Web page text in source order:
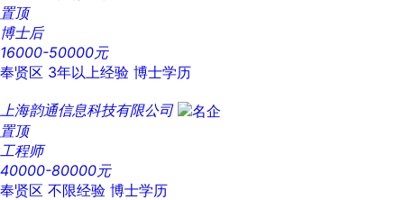
置顶
博士后
16000-50000元
奉贤区 3年以上经验 博士学历
上海韵通信息科技有限公司
置顶
工程师
40000-80000元
奉贤区 不限经验 博士学历